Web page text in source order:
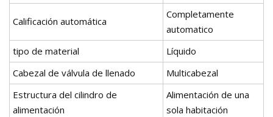
Calificación automática
Completamente
automatico
tipo de material
Líquido
Cabezal de válvula de llenado
Multicabezal
Estructura del cilindro de
alimentación
Alimentación de una
sola habitación